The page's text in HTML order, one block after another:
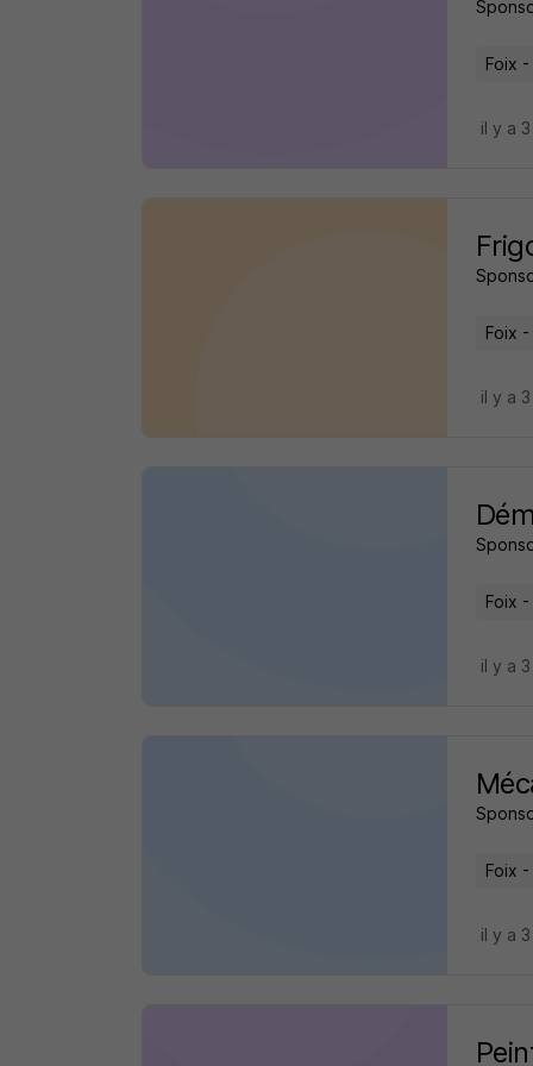
Foix
il y a
Foix
il y a
Foix
il y a
Foix
il y a